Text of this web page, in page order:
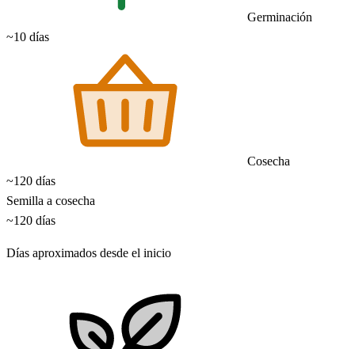
Germinación
~10 días
Cosecha
~120 días
Semilla a cosecha
~120 días
Días aproximados desde el inicio